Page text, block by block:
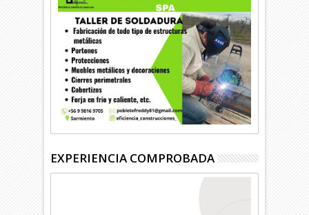
EXPERIENCIA COMPROBADA